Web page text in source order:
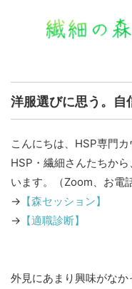
洋服選びに思う。自
こんにちは、HSP専門カ
HSP・繊細さんたちか
います。（Zoom、お電話
→ 【森セッション】
→ 【適職診断】
外見にあまり興味がな